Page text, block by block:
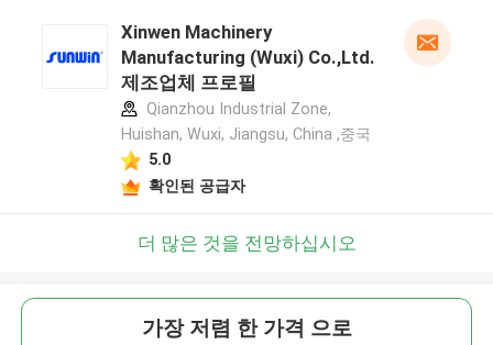
Xinwen Machinery
Manufacturing (Wuxi) Co.,Ltd.
제조업체 프로필
Qianzhou Industrial Zone,
Huishan, Wuxi, Jiangsu, China ,중국
5.0
확인된 공급자
더 많은 것을 전망하십시오
가장 저렴 한 가격 으로